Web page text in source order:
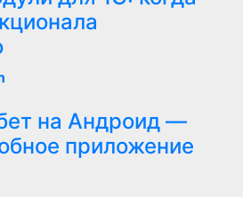
на Андроид —
приложение